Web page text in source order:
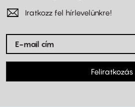
Iratkozz fel hírlevelünkre!
Feliratkozás